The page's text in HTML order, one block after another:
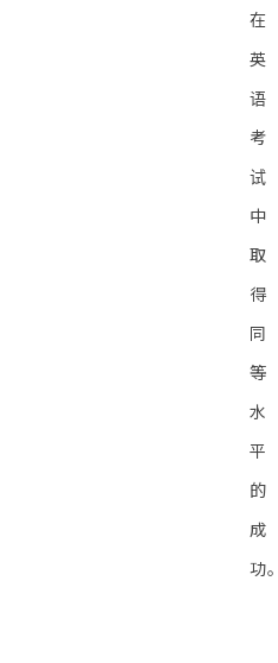
在
英
语
考
试
中
取
得
同
等
水
平
的
成
功。